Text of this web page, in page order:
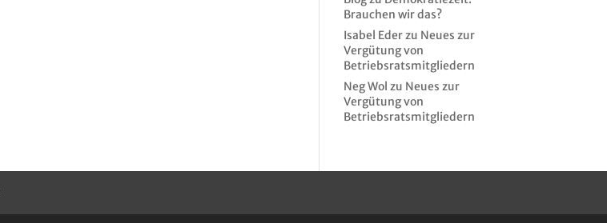
Brauchen wir das?
Isabel Ederzu Neues zur
Vergütung von
Betriebsratsmitgliedern
Neg Wol zu Neues zur
Vergütung von
Betriebsratsmitgliedern